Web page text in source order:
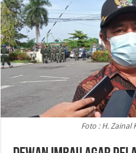
Foto : H. Zainal